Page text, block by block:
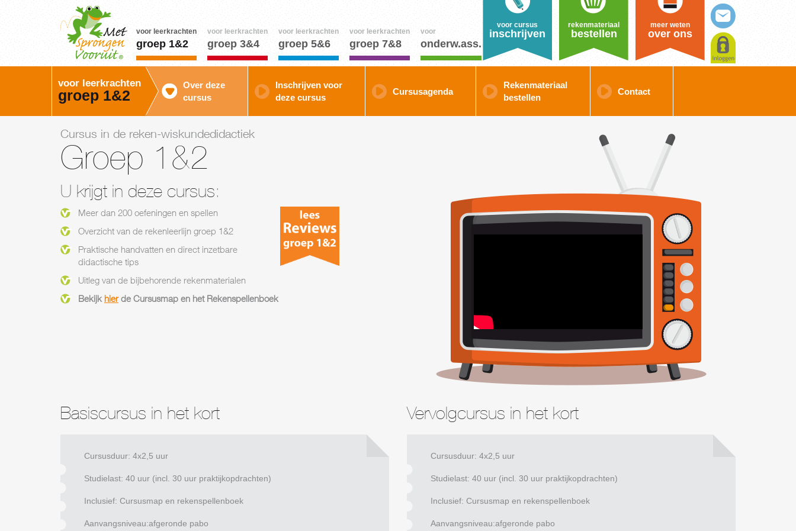
voor leerkrachten
groep 1&2
voor leerkrachten
groep 3&4
voor leerkrachten
groep 5&6
voor leerkrachten
groep 7&8
voor
onderw.ass.
voor cursus
inschrijven
rekenmateriaal
bestellen
meer weten
over ons
voor leerkrachten
groep 1&2
Over deze
cursus
Inschrijven voor
deze cursus
Cursusagenda
Rekenmateriaal
bestellen
Contact
Cursus in de reken-wiskundedidactiek
Groep 1&2
U krijgt in deze cursus:
Meer dan 200 oefeningen en spellen
Overzicht van de rekenleerlijn groep 1&2
Praktische handvatten en direct inzetbare
didactische tips
Uitleg van de bijbehorende rekenmaterialen
Bekijk hierde Cursusmap en het Rekenspellenboek
Basiscursus in het kort
Cursusduur: 4x2,5 uur
Studielast: 40 uur (incl. 30 uur praktijkopdrachten)
Inclusief: Cursusmap en rekenspellenboek
Aanvangsniveau:afgeronde pabo
Vervolgcursus in het kort
Cursusduur: 4x2,5 uur
Studielast: 40 uur (incl. 30 uur praktijkopdrachten)
Inclusief: Cursusmap en rekenspellenboek
Aanvangsniveau:afgeronde pabo